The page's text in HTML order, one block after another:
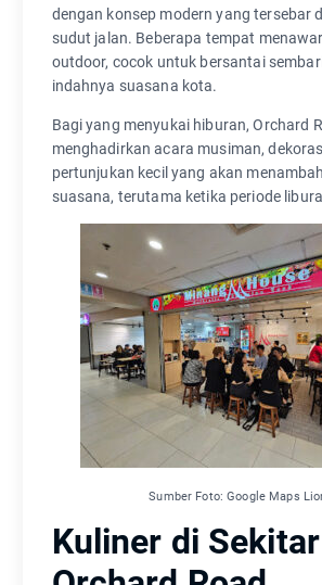
dengan konsep modern yang tersebar
sudut jalan. Beberapa tempat
outdoor, cocok untuk bersantai
indahnya suasana kota.
Bagi yang menyukai hiburan, Orchard
menghadirkan acara musiman,
pertunjukan kecil yang akan
suasana, terutama ketika periode
Sumber Foto: Google Maps
Kuliner di Sekitar